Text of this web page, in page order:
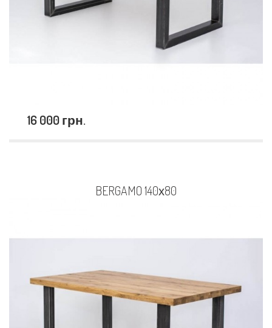
16 000 грн.
BERGAMO 140х80